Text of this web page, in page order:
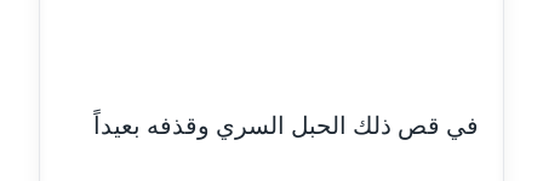
عاملة
في قص ذلك الحبل السري وقذفه بعيداً